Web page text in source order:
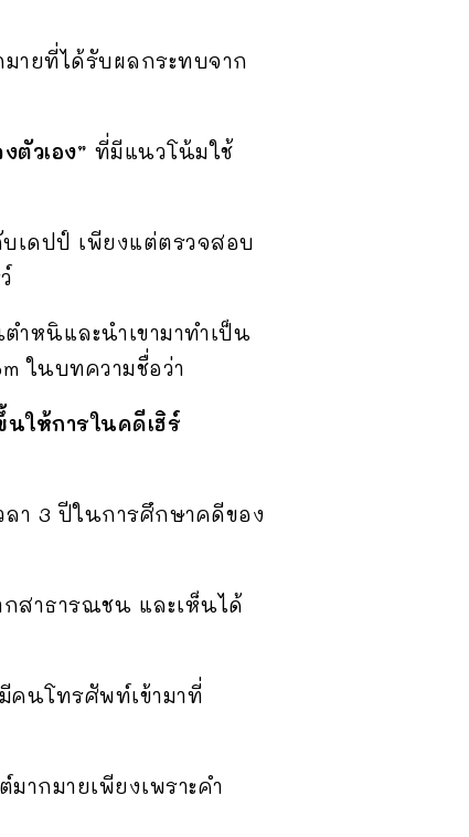
ายที่ได้รับผลกระทบจาก
ตัวเอง” ที่มีแนวโน้มใช้
เดปป์ เพียงแต่ตรวจสอบ
หนิและนำเขามาทำเป็น
ในบทความชื่อว่า
ให้การในคดีเฮิร์
า 3 ปีในการศึกษาคดีของ
สาธารณชน และเห็นได้
คนโทรศัพท์เข้ามาที่
กมายเพียงเพราะคำ